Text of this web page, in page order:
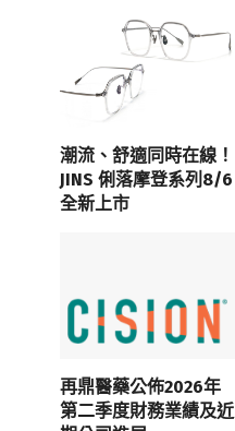
潮流、舒適同時在線！
JINS 俐落摩登系列8/6
全新上市
再鼎醫藥公佈2026年
第二季度財務業績及近